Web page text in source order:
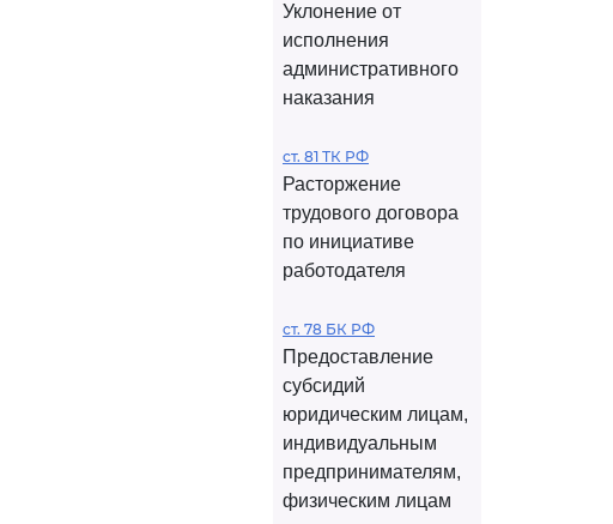
Уклонение от
исполнения
административного
наказания
ст. 81 ТК РФ
Расторжение
трудового договора
по инициативе
работодателя
ст. 78 БК РФ
Предоставление
субсидий
юридическим лицам,
индивидуальным
предпринимателям,
физическим лицам